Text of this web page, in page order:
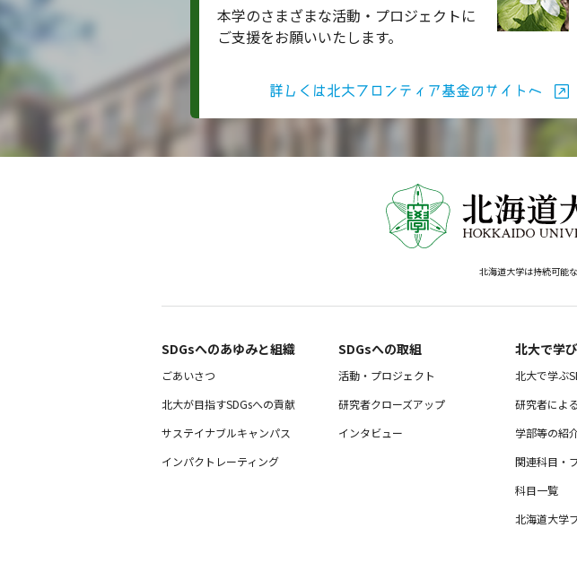
本学のさまざまな活動・プロジェクトに
ご支援をお願いいたします。
詳しくは北大フロンティア基金のサイトへ
北海道大学は持続可能
SDGsへのあゆみと組織 ​
ごあいさつ
北大が目指すSDGsへの貢献
サステイナブルキャンパス
インパクトレーティング
SDGsへの取組
活動・プロジェクト
研究者クローズアップ
インタビュー
北大で学
北大で学ぶ
研究者によ
学部等の紹
関連科目・
科目一覧
北海道大学